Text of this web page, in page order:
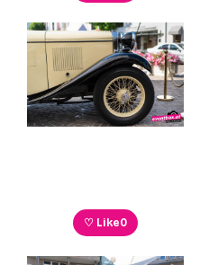
♡ Like0